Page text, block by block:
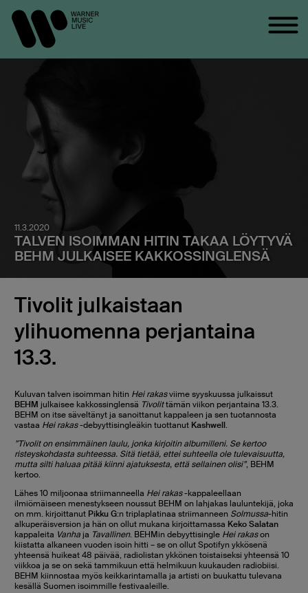
11.3.2020
TALVEN ISOIMMAN HITIN TAKAA LÖYTYVÄ
BEHM JULKAISEE KAKKOSSINGLENSÄ
Tivolit julkaistaan
ylihuomenna perjantaina
13.3.
Kuluvan talven isoimman hitin Hei rakasviime syyskuussa julkaissut
BEHM julkaisee kakkossinglensä Tivolittämän viikon perjantaina 13.3.
BEHM on itse säveltänyt ja sanoittanut kappaleen ja sen tuotannosta
vastaa Hei rakas-debyyttisingleäkin tuottanut Kashwell.
”Tivolit on ensimmäinen laulu, jonka kirjoitin albumilleni. Se kertoo
risteyskohdasta suhteessa. Sitä tietää, ettei suhteella ole tulevaisuutta,
mutta silti haluaa pitää kiinni ajatuksesta, että sellainen olisi”, BEHM
kertoo.
Lähes 10 miljoonaa striimanneella Hei rakas-kappaleellaan
ilmiömäiseen menestykseen noussut BEHM on lahjakas lauluntekijä, joka
on mm. kirjoittanut Pikku G:n triplaplatinaa striimanneen Solmussa-hitin
alkuperäisversion ja hän on ollut mukana kirjoittamassa Keko Salatan
kappaleita Vanha ja Tavallinen. BEHMin debyyttisingle Hei rakason
kiistatta alkaneen vuoden isoin hitti – se on ollut Spotifyn ykkösenä
yhteensä huikeat 48 päivää, radiolistan ykkönen toistaiseksi yhteensä 10
viikkoa ja se on sekä tammikuun että helmikuun kuukauden radiobiisi.
BEHM kiinnostaa myös keikkarintamalla ja artisti on buukattu tulevana
kesällä Suomen isoimmille festivaaleille.